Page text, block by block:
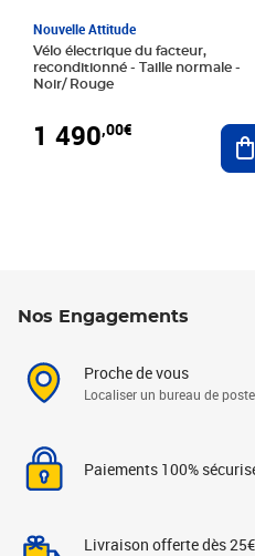
Nouvelle Attitude
Vélo électrique du facteur,
reconditionné - Taille normale -
Noir/ Rouge
1 490,00€
Nos Engagements
Proche de vous
Localiser un bureau de poste
Paiements 100%
Livraison offerte dès